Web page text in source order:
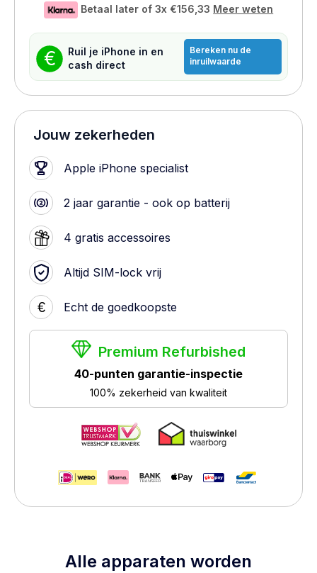
Betaal later of 3x €156,33 Meer weten
€
Ruil je iPhone in en
cash direct
Bereken nu de
inruilwaarde
Jouw zekerheden
Apple iPhone specialist
2 jaar garantie - ook op batterij
4 gratis accessoires
Altijd SIM-lock vrij
€ Echt de goedkoopste
Premium Refurbished
40-punten garantie-inspectie
100% zekerheid van kwaliteit
Alle apparaten worden